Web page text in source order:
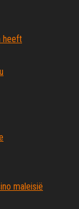
heeft
maleisië